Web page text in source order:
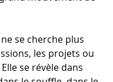
se cherche plus
les projets ou
se révèle dans